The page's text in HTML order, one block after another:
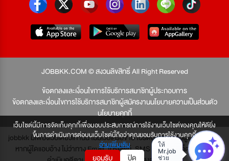
เว็บไซต์นี้มีการจัดเก็บคุกกี้เพื่อมอบประสบการณ์การใช้งานเว็บไซต์ของคุณให้ดียิ่ง
ขึ้นการดำเนินการต่อบนเว็บไซต์นี้ถือว่าคุณยอมรับการใช้งานคุกกี้
อ่านเพิ่มเติม
ยอมรับ ปิด
JOBBKK.COM © สงวนลิขสิทธิ์ All Right Reserved
ข้อตกลงและเงื่อนไขการใช้บริการสมาชิกผู้ประกอบการ
ข้อตกลงและเงื่อนไขการใช้บริการสมาชิกผู้สมัครงานนโยบายความเป็นส่วนตัว
นโยบายคุกกี้
jobbkk มีเพียงเว็บเดียวเท่านั้น ไม่มีเว็บเครือข่าย โปรดอย่าหลงเชื่อผู้แอบอ้าง และ
หากผู้ใดแอบอ้าง ไม่ว่าทาง Email, โทรศัพท์, SMS หรือทางใดก็ตาม จะถูก